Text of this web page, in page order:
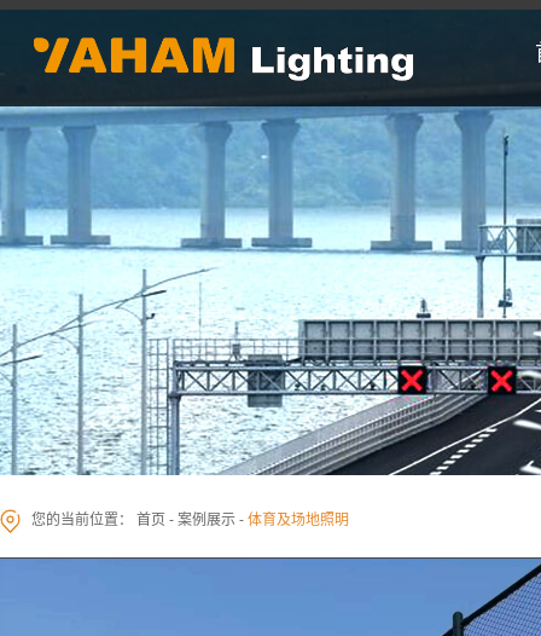
您的当前位置： 首页 - 案例展示 - 体育及场地照明